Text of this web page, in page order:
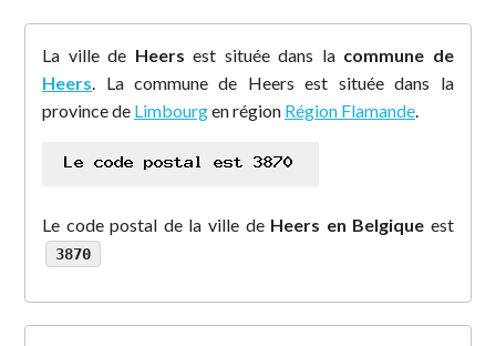
La ville de Heers est située dans la commune de
Heers . La commune de Heers est située dans la
province de Limbourgen région Région Flamande
Le code postal de la ville de Heers en Belgique est
3870